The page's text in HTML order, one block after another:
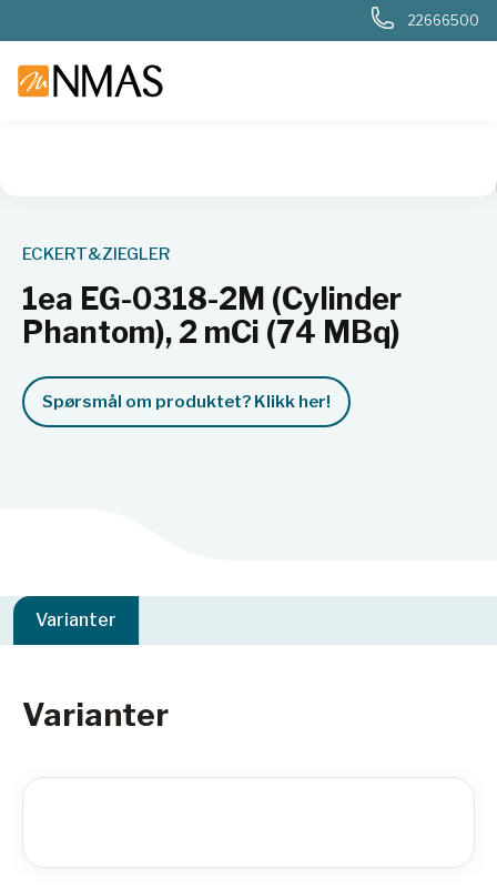
22666500
Nukleær, strålevern, beredskap,
ECKERT&ZIEGLER
1ea EG-0318-2M (Cylinder
Phantom), 2 mCi (74 MBq)
Spørsmål om produktet? Klikk her!
Varianter
Varianter